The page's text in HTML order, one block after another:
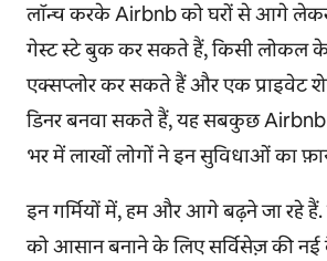
लॉन्च करके Airbnb को घरों से आगे लेकर
गेस्ट स्टे बुक कर सकते हैं, किसी लोकल
एक्सप्लोर कर सकते हैं और एक प्राइवेट
डिनर बनवा सकते हैं, यह सबकुछ Airbnb
भर में लाखों लोगों ने इन सुविधाओं का
इन गर्मियों में, हम और आगे बढ़ने जा रहे हैं.
को आसान बनाने के लिए सर्विसेज़ की